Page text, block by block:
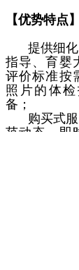
【优势特点】
提供细化
指导、育婴
评价标准按
照片的体
备；
购买式服
范动态、即